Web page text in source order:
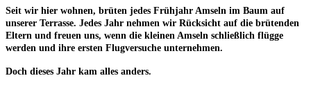
Seit wir hier wohnen, brüten jedes Frühjahr Amseln im Baum auf
unserer Terrasse. Jedes Jahr nehmen wir Rücksicht auf die brütenden
Eltern und freuen uns, wenn die kleinen Amseln schließlich flügge
werden und ihre ersten Flugversuche unternehmen.
Doch dieses Jahr kam alles anders.